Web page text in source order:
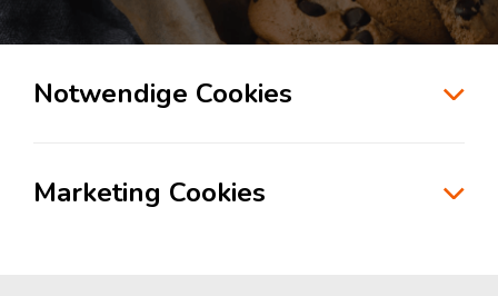
Listenansicht
Möchten Sie diesen Suchauftrag speichern und
automatisch über neue Standorte informiert
Notwendige Cookies
Marketing Cookies